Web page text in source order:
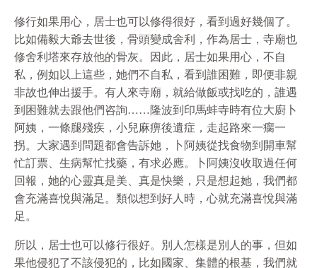
修行如果用心，居士也可以修得很好，看到過好幾個了。
比如備毅大爺去世後，骨頭變成舍利，作為居士，寺廟也
修舍利塔來存放他的骨灰。因此，居士如果用心，不自
私，例如以上這些，她們不自私，看到誰困難，即便非親
非故也伸出援手。有人來寺廟，就給做飯或找吃的，誰遇
到困難就去跟他們咨詢……隆波到印馬蚌寺時有位大廚卜
阿姨，一條腿殘疾，小兒麻痹後遺症，走起路來一瘸一
拐。大家遇到問題都會告訴她，卜阿姨從找食物到開車幫
忙訂票、生病幫忙找藥，有求必應。卜阿姨沒收取過任何
回報，她的心靈真是美、真是快樂，只是想起她，我們都
會充滿喜悅與滿足。類似想到好人時，心就充滿喜悅與滿
足。
所以，居士也可以修行很好。別人怎樣是別人的事，但如
果他侵犯了不該侵犯的，比如國家、集體的根基，我們就